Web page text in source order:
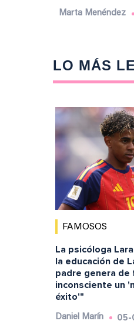
Marta Menéndez
LO MÁS
FAMOSOS
La psicóloga
la educación de
padre genera de
inconsciente un
éxito'"
Daniel Marín 05-